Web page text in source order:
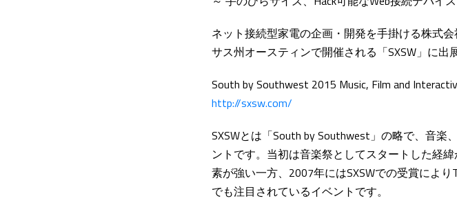
ネット接続型家電の企画・開発を手掛ける株式
サス州オースティンで開催される「SXSW」に出
South by Southwest 2015 Music, Film and
http://sxsw.com/
SXSWとは「South by Southwest」の略で、音
ントです。当初は音楽祭としてスタートした経
素が強い一方、2007年にはSXSWでの受賞によ
でも注目されているイベントです。